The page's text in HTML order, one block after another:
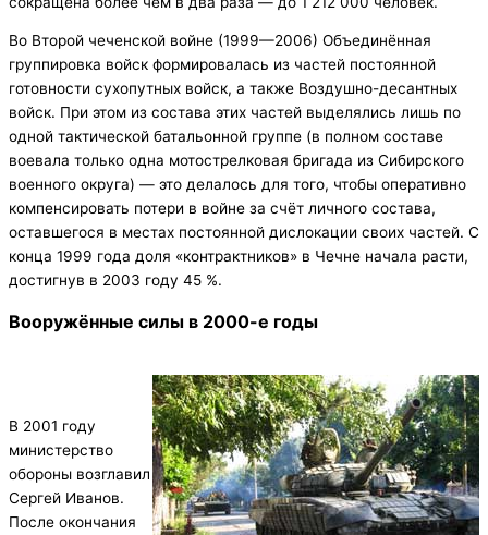
Во Второй чеченской войне (1999—2006) Объединённая
группировка войск формировалась из частей постоянной
готовности сухопутных войск, а также Воздушно-десантных
войск. При этом из состава этих частей выделялись лишь по
одной тактической батальонной группе (в полном составе
воевала только одна мотострелковая бригада из Сибирского
военного округа) — это делалось для того, чтобы оперативно
компенсировать потери в войне за счёт личного состава,
оставшегося в местах постоянной дислокации своих частей. С
конца 1999 года доля «контрактников» в Чечне начала расти,
достигнув в 2003 году 45 %.
Вооружённые силы в 2000-е годы
В 2001 году
министерство
обороны возглавил
Сергей Иванов.
После окончания